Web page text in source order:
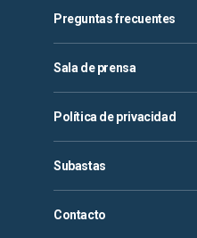
Preguntas frecuentes
Sala de prensa
Política de privacidad
Subastas
Contacto